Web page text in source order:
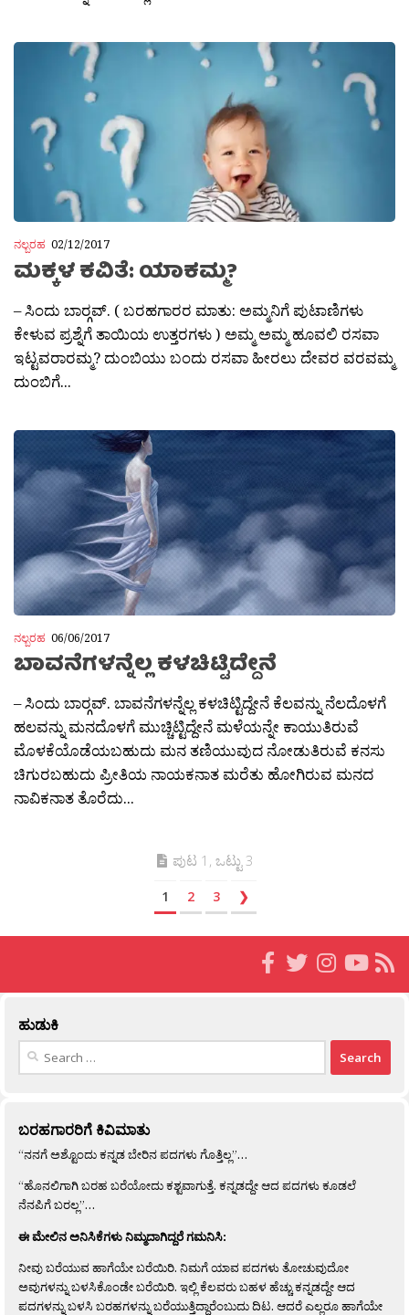
ನಲ್ಬರಹ 02/12/2017
ಮಕ್ಕಳ ಕವಿತೆ: ಯಾಕಮ್ಮ?
– ಸಿಂದು ಬಾರ‍್ಗವ್. ( ಬರಹಗಾರರ ಮಾತು: ಅಮ್ಮನಿಗೆ ಪುಟಾಣಿಗಳು
ಕೇಳುವ ಪ್ರಶ್ನೆಗೆ ತಾಯಿಯ ಉತ್ತರಗಳು ) ಅಮ್ಮ ಅಮ್ಮ ಹೂವಲಿ ರಸವಾ
ಇಟ್ಟವರಾರಮ್ಮ? ದುಂಬಿಯು ಬಂದು ರಸವಾ ಹೀರಲು ದೇವರ ವರವಮ್ಮ
ದುಂಬಿಗೆ...
ನಲ್ಬರಹ 06/06/2017
ಬಾವನೆಗಳನ್ನೆಲ್ಲ ಕಳಚಿಟ್ಟಿದ್ದೇನೆ
– ಸಿಂದು ಬಾರ‍್ಗವ್. ಬಾವನೆಗಳನ್ನೆಲ್ಲ ಕಳಚಿಟ್ಟಿದ್ದೇನೆ ಕೆಲವನ್ನು ನೆಲದೊಳಗೆ
ಹಲವನ್ನು ಮನದೊಳಗೆ ಮುಚ್ಚಿಟ್ಟಿದ್ದೇನೆ ಮಳೆಯನ್ನೇ ಕಾಯುತಿರುವೆ
ಮೊಳಕೆಯೊಡೆಯಬಹುದು ಮನ ತಣಿಯುವುದ ನೋಡುತಿರುವೆ ಕನಸು
ಚಿಗುರಬಹುದು ಪ್ರೀತಿಯ ನಾಯಕನಾತ ಮರೆತು ಹೋಗಿರುವ ಮನದ
ನಾವಿಕನಾತ ತೊರೆದು...
ಪುಟ 1, ಒಟ್ಟು 3
1 2 3 ❯
ಹುಡುಕಿ
Search
ಬರಹಗಾರರಿಗೆ ಕಿವಿಮಾತು
“ನನಗೆ ಅಶ್ಟೊಂದು ಕನ್ನಡ ಬೇರಿನ ಪದಗಳು ಗೊತ್ತಿಲ್ಲ”…
“ಹೊನಲಿಗಾಗಿ ಬರಹ ಬರೆಯೋದು ಕಶ್ಟವಾಗುತ್ತೆ. ಕನ್ನಡದ್ದೇ ಆದ ಪದಗಳು ಕೂಡಲೆ
ನೆನಪಿಗೆ ಬರಲ್ಲ”…
ಈ ಮೇಲಿನ ಅನಿಸಿಕೆಗಳು ನಿಮ್ಮದಾಗಿದ್ದರೆ ಗಮನಿಸಿ:
ನೀವು ಬರೆಯುವ ಹಾಗೆಯೇ ಬರೆಯಿರಿ. ನಿಮಗೆ ಯಾವ ಪದಗಳು ತೋಚುವುದೋ
ಅವುಗಳನ್ನು ಬಳಸಿಕೊಂಡೇ ಬರೆಯಿರಿ. ಇಲ್ಲಿ ಕೆಲವರು ಬಹಳ ಹೆಚ್ಚು ಕನ್ನಡದ್ದೇ ಆದ
ಪದಗಳನ್ನು ಬಳಸಿ ಬರಹಗಳನ್ನು ಬರೆಯುತ್ತಿದ್ದಾರೆಂಬುದು ದಿಟ. ಆದರೆ ಎಲ್ಲರೂ ಹಾಗೆಯೇ